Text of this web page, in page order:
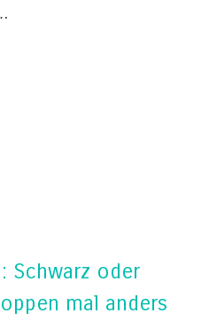
Schwarz oder
mal anders